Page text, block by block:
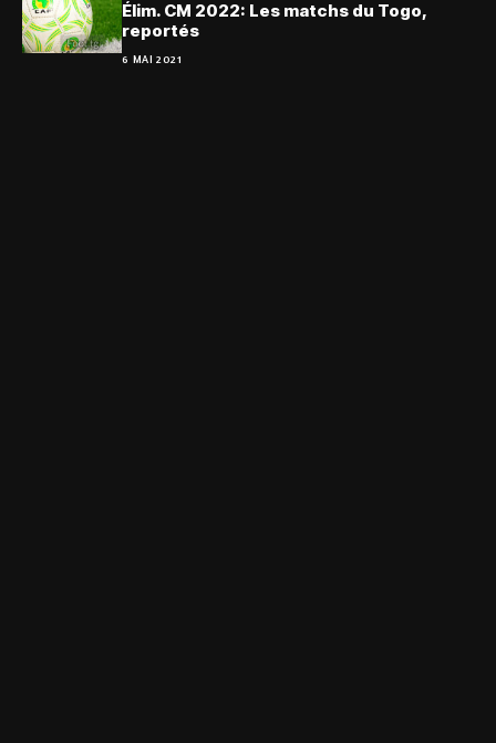
Élim. CM 2022: Les matchs du Togo,
reportés
6 MAI 2021